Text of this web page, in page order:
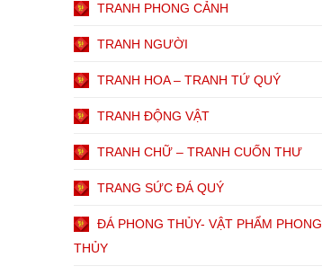
TRANH PHONG CẢNH
TRANH NGƯỜI
TRANH HOA – TRANH TỨ QUÝ
TRANH ĐỘNG VẬT
TRANH CHỮ – TRANH CUỐN THƯ
TRANG SỨC ĐÁ QUÝ
ĐÁ PHONG THỦY- VẬT PHẨM PHONG
THỦY